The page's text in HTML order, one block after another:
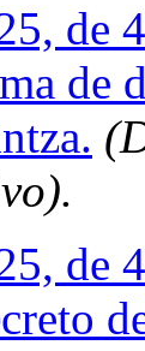
de
de
de